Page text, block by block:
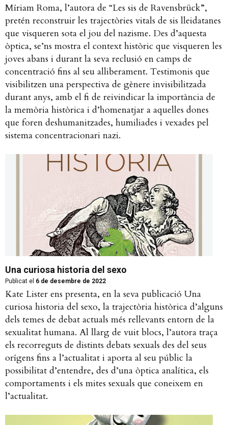
Míriam Roma, l’autora de “Les sis de Ravensbrück”,
pretén reconstruir les trajectòries vitals de sis lleidatanes
que visqueren sota el jou del nazisme. Des d’aquesta
òptica, se’ns mostra el context històric que visqueren les
joves abans i durant la seva reclusió en camps de
concentració fins al seu alliberament. Testimonis que
visibilitzen una perspectiva de gènere invisibilitzada
durant anys, amb el fi de reivindicar la importància de
la memòria històrica i d’homenatjar a aquelles dones
que foren deshumanitzades, humiliades i vexades pel
sistema concentracionari nazi.
Una curiosa historia del sexo
Publicat el 6 de desembre de 2022
Kate Lister ens presenta, en la seva publicació Una
curiosa historia del sexo, la trajectòria històrica d’alguns
dels temes de debat actuals més rellevants entorn de la
sexualitat humana. Al llarg de vuit blocs, l’autora traça
els recorreguts de distints debats sexuals des del seus
orígens fins a l’actualitat i aporta al seu públic la
possibilitat d’entendre, des d’una òptica analítica, els
comportaments i els mites sexuals que coneixem en
l’actualitat.